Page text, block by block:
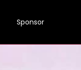
Sponsor